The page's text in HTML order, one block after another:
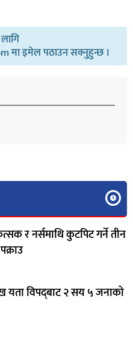
मा इमेल पठाउन सक्नुहुन्छ ।
र नर्समाथि कुटपिट गर्ने तीन
यता विपद्‌बाट २ सय ५ जनाको